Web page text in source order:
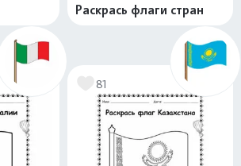
Раскрась флаги стран
81